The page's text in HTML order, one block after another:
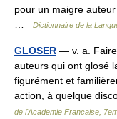
pour un maigre
…
Dictionnaire de la
GLOSER — v. a. Faire
auteurs qui ont glosé
figurément et
action, à quelque
de l'Academie Francaise,